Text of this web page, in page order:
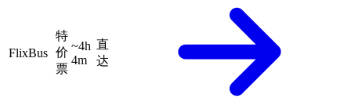
FlixBus
特
价
票
~4h
4m
直
达